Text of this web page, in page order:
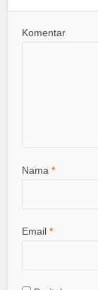
Komentar
Nama*
Email*